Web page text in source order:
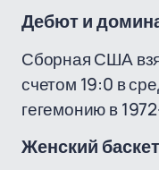
Дебют и
Сборная США
счетом 19:0 в
гегемонию в
Женский